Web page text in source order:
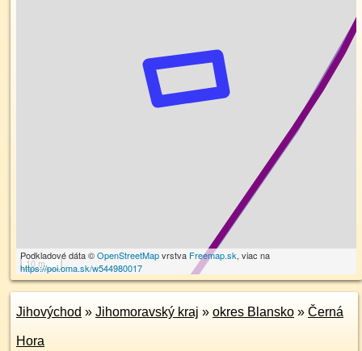
10 m
Podkladové dáta ©OpenStreetMapvrstva Freemap.sk, viac na
https://poi.oma.sk/w544980017
Jihovýchod » Jihomoravský kraj » okres Blansko » Černá
Hora